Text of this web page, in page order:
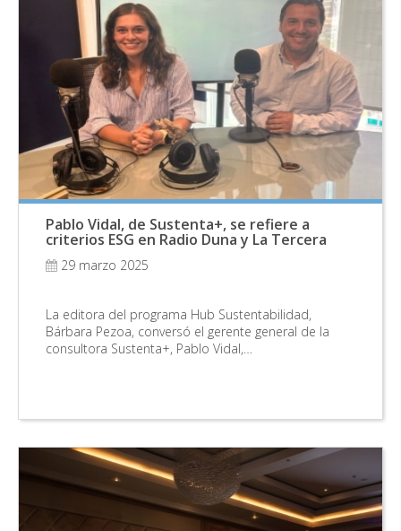
Pablo Vidal, de Sustenta+, se refiere a
criterios ESG en Radio Duna y La Tercera
29 marzo 2025
La editora del programa Hub Sustentabilidad,
Bárbara Pezoa, conversó el gerente general de la
consultora Sustenta+, Pablo Vidal,…